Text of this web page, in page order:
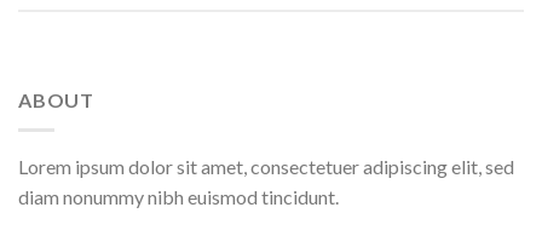
ABOUT
Lorem ipsum dolor sit amet, consectetuer adipiscing elit, sed
diam nonummy nibh euismod tincidunt.